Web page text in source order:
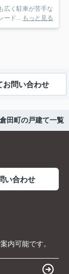
広く駐車が苦手な
ード... もっと見る
お問い合わせ
田町の戸建て一覧
い合わせ
内可能です。